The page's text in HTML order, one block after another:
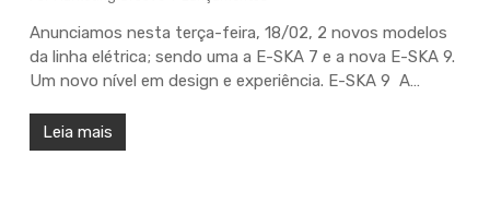
Anunciamos nesta terça-feira, 18/02, 2 novos modelos
da linha elétrica; sendo uma a E-SKA 7 e a nova E-SKA 9.
Um novo nível em design e experiência. E-SKA 9 A…
Leia mais